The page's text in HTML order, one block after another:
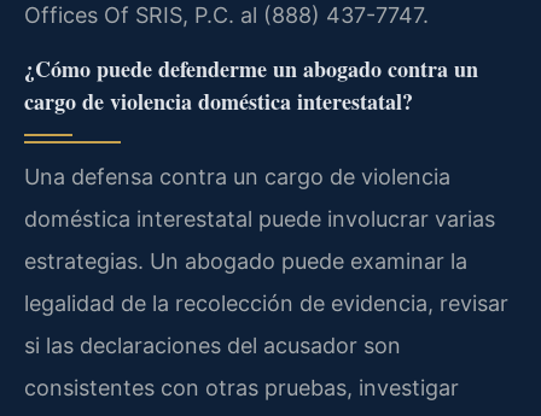
Offices Of SRIS, P.C. al (888) 437-7747.
¿Cómo puede defenderme un abogado contra un
cargo de violencia doméstica interestatal?
Una defensa contra un cargo de violencia
doméstica interestatal puede involucrar varias
estrategias. Un abogado puede examinar la
legalidad de la recolección de evidencia, revisar
si las declaraciones del acusador son
consistentes con otras pruebas, investigar